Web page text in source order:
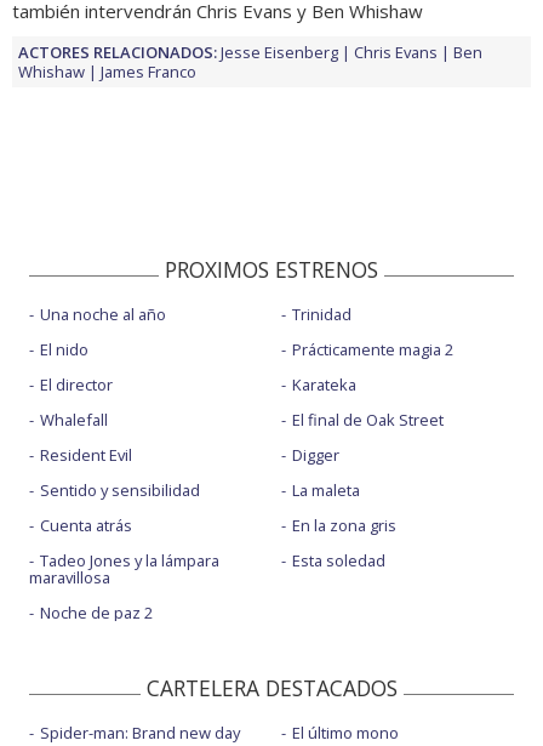
también intervendrán Chris Evans y Ben Whishaw
ACTORES RELACIONADOS:Jesse Eisenberg Chris Evans
Ben
Whishaw
James Franco
PROXIMOS ESTRENOS
Una noche al año
El nido
El director
Whalefall
Resident Evil
Sentido y sensibilidad
Cuenta atrás
Tadeo Jones y la lámpara
maravillosa
Noche de paz 2
Trinidad
Prácticamente magia 2
Karateka
El final de Oak Street
Digger
La maleta
En la zona gris
Esta soledad
CARTELERA DESTACADOS
Spider-man: Brand new day
El último mono